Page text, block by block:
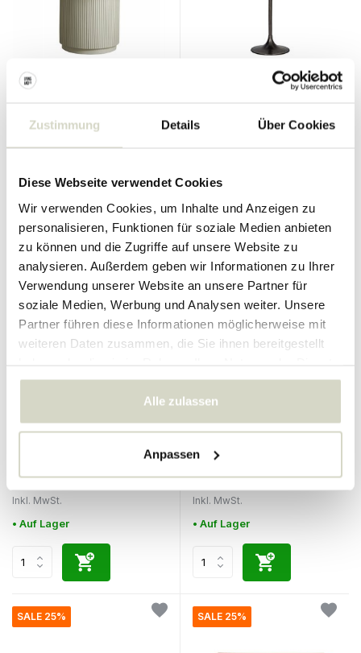
Zustimmung Details Über Cookies
Diese Webseite verwendet Cookies
Wir verwenden Cookies, um Inhalte und Anzeigen zu
personalisieren, Funktionen für soziale Medien anbieten
zu können und die Zugriffe auf unsere Website zu
analysieren. Außerdem geben wir Informationen zu Ihrer
Verwendung unserer Website an unsere Partner für
soziale Medien, Werbung und Analysen weiter. Unsere
Partner führen diese Informationen möglicherweise mit
weiteren Daten zusammen, die Sie ihnen bereitgestellt
gesammelt haben.
Alle zulassen
Anpassen
2.400.00 € 1.800.00 €
• Auf Lager
Pan Esstisch Ø61cm
• Auf Lager
Bloomingville
Inkl. MwSt.
• Auf Lager
Nordal
schwarz
Inkl. MwSt.
• Auf Lager
SALE 25% SALE 25%